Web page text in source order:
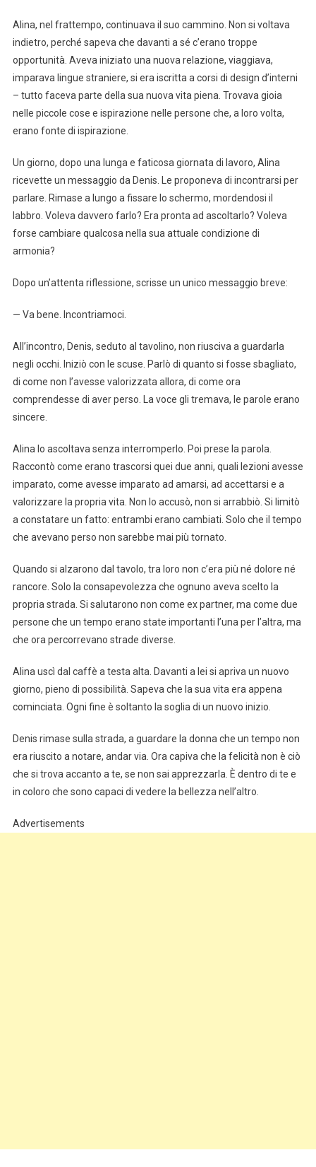
Alina, nel frattempo, continuava il suo cammino. Non si voltava
indietro, perché sapeva che davanti a sé c’erano troppe
opportunità. Aveva iniziato una nuova relazione, viaggiava,
imparava lingue straniere, si era iscritta a corsi di design d’interni
– tutto faceva parte della sua nuova vita piena. Trovava gioia
nelle piccole cose e ispirazione nelle persone che, a loro volta,
erano fonte di ispirazione.
Un giorno, dopo una lunga e faticosa giornata di lavoro, Alina
ricevette un messaggio da Denis. Le proponeva di incontrarsi per
parlare. Rimase a lungo a fissare lo schermo, mordendosi il
labbro. Voleva davvero farlo? Era pronta ad ascoltarlo? Voleva
forse cambiare qualcosa nella sua attuale condizione di
armonia?
Dopo un’attenta riflessione, scrisse un unico messaggio breve:
— Va bene. Incontriamoci.
All’incontro, Denis, seduto al tavolino, non riusciva a guardarla
negli occhi. Iniziò con le scuse. Parlò di quanto si fosse sbagliato,
di come non l’avesse valorizzata allora, di come ora
comprendesse di aver perso. La voce gli tremava, le parole erano
sincere.
Alina lo ascoltava senza interromperlo. Poi prese la parola.
Raccontò come erano trascorsi quei due anni, quali lezioni avesse
imparato, come avesse imparato ad amarsi, ad accettarsi e a
valorizzare la propria vita. Non lo accusò, non si arrabbiò. Si limitò
a constatare un fatto: entrambi erano cambiati. Solo che il tempo
che avevano perso non sarebbe mai più tornato.
Quando si alzarono dal tavolo, tra loro non c’era più né dolore né
rancore. Solo la consapevolezza che ognuno aveva scelto la
propria strada. Si salutarono non come ex partner, ma come due
persone che un tempo erano state importanti l’una per l’altra, ma
che ora percorrevano strade diverse.
Alina uscì dal caffè a testa alta. Davanti a lei si apriva un nuovo
giorno, pieno di possibilità. Sapeva che la sua vita era appena
cominciata. Ogni fine è soltanto la soglia di un nuovo inizio.
Denis rimase sulla strada, a guardare la donna che un tempo non
era riuscito a notare, andar via. Ora capiva che la felicità non è ciò
che si trova accanto a te, se non sai apprezzarla. È dentro di te e
in coloro che sono capaci di vedere la bellezza nell’altro.
Advertisements